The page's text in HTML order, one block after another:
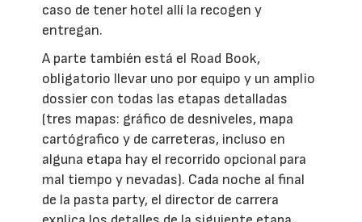
caso de tener hotel allí la recogen y
entregan.
A parte también está el Road Book,
obligatorio llevar uno por equipo y un amplio
dossier con todas las etapas detalladas
(tres mapas: gráfico de desniveles, mapa
cartógrafico y de carreteras, incluso en
alguna etapa hay el recorrido opcional para
mal tiempo y nevadas). Cada noche al final
de la pasta party, el director de carrera